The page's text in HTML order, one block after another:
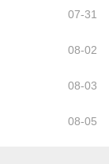
07-31
08-02
08-03
08-05